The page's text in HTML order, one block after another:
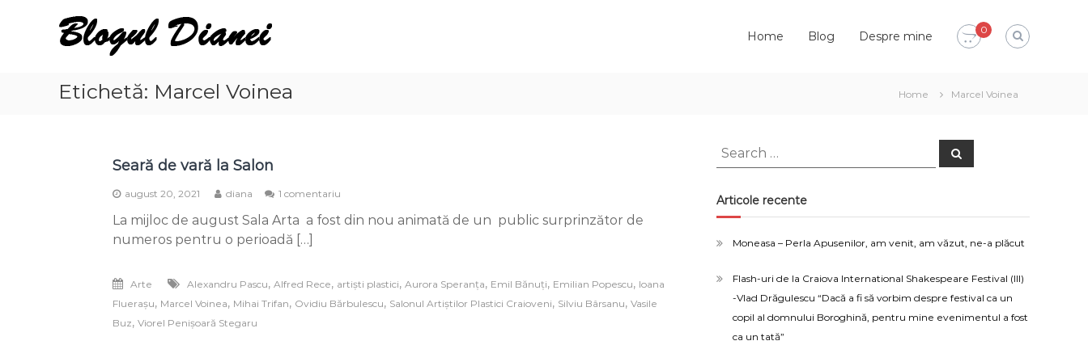
Blogul
Dianei
Blognotes
opinie,
finețuri
Home Blog Despre mine 0
Etichetă: Marcel Voinea Home Marcel Voinea
Seară de vară la Salon
august 20, 2021 diana 1 comentariu
de
La mijloc de august Sala Arta a fost din nou animată de un public surprinzător de
numeros pentru o perioadă […]
Arte Alexandru Pascu,Alfred Rece, artiști plastici,Aurora Speranța, Emil Bănuți, Emilian Popescu, Ioana
Fluerașu, Marcel Voinea, Mihai Trifan, Ovidiu Bărbulescu, Salonul Artiștilor Plastici Craioveni, Silviu Bârsanu,Vasile
Buz,Viorel Penișoară Stegaru
Search
for:
Search
Articole recente
Moneasa – Perla Apusenilor, am venit, am văzut, ne-a plăcut
Flash-uri de la Craiova International Shakespeare Festival (III)
-Vlad Drăgulescu “Dacă a fi să vorbim despre festival ca un
copil al domnului Boroghină, pentru mine evenimentul a fost
ca un tată”